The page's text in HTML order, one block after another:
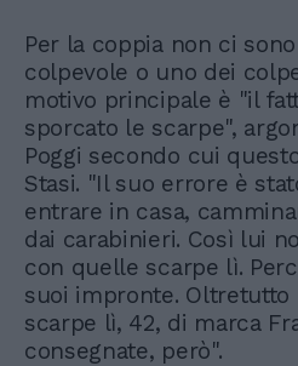
Per la coppia non ci
colpevole o uno dei
motivo principale è "il
sporcato le scarpe",
Poggi secondo cui
Stasi. "Il suo errore è
entrare in casa,
dai carabinieri. Così lui
con quelle scarpe lì.
suoi impronte. Oltretutto
scarpe lì, 42, di marca
consegnate, però".